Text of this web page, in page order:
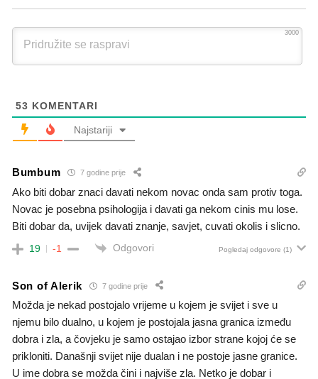
3000
53 KOMENTARI
Najstariji
Bumbum 7 godine prije
Ako biti dobar znaci davati nekom novac onda sam protiv toga.
Novac je posebna psihologija i davati ga nekom cinis mu lose.
Biti dobar da, uvijek davati znanje, savjet, cuvati okolis i slicno.
19 -1 Odgovori Pogledaj odgovore (1)
Son of Alerik 7 godine prije
Možda je nekad postojalo vrijeme u kojem je svijet i sve u
njemu bilo dualno, u kojem je postojala jasna granica između
dobra i zla, a čovjeku je samo ostajao izbor strane kojoj će se
prikloniti. Današnji svijet nije dualan i ne postoje jasne granice.
U ime dobra se možda čini i najviše zla. Netko je dobar i